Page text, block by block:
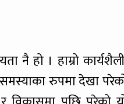
नै हो । हाम्रो
समस्याका रुपमा देखा